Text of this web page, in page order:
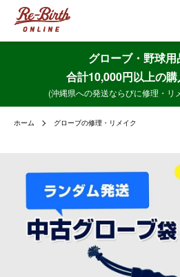
グローブ・野球
合計10,000円以上の
(沖縄県への発送ならびに修理・リ
ホーム グローブの修理・リメイク